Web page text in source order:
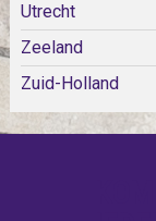
Utrecht
Zeeland
Zuid-Holland